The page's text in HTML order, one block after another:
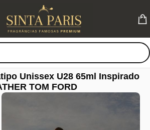
Unissex U28 65ml Inspirado
TOM FORD